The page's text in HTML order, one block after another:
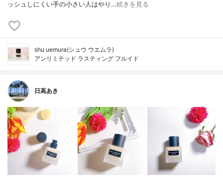
ッシュしにくい手の小さい人はやり…続きを見る
shu uemura(シュウ ウエムラ)
アンリミテッド ラスティング フルイド
日高あき